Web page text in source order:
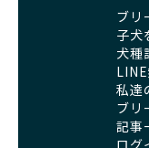
ブリ
子犬
犬種
私達
ブリ
記事